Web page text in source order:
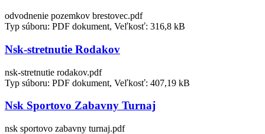
odvodnenie pozemkov brestovec.pdf
Typ súboru: PDF dokument, Veľkosť: 316,8 kB
Nsk-stretnutie Rodakov
nsk-stretnutie rodakov.pdf
Typ súboru: PDF dokument, Veľkosť: 407,19 kB
Nsk Sportovo Zabavny Turnaj
nsk sportovo zabavny turnaj.pdf